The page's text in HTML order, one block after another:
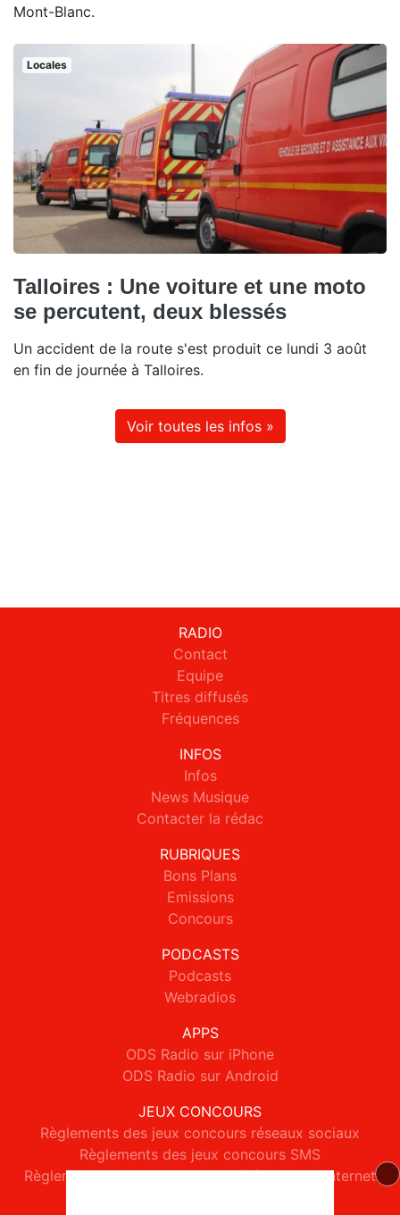
Mont-Blanc.
Locales
Talloires : Une voiture et une moto
se percutent, deux blessés
Un accident de la route s'est produit ce lundi 3 août
en fin de journée à Talloires.
Voir toutes les infos »
RADIO
Contact
Equipe
Titres diffusés
Fréquences
INFOS
Infos
News Musique
Contacter la rédac
RUBRIQUES
Bons Plans
Emissions
Concours
PODCASTS
Podcasts
Webradios
APPS
ODS Radio sur iPhone
ODS Radio sur Android
JEUX CONCOURS
Règlements des jeux concours réseaux sociaux
Règlements des jeux concours SMS
Règlements des jeux concours téléphone et internet